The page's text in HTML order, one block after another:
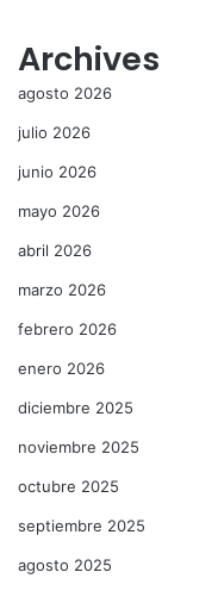
Archives
agosto 2026
julio 2026
junio 2026
mayo 2026
abril 2026
marzo 2026
febrero 2026
enero 2026
diciembre 2025
noviembre 2025
octubre 2025
septiembre 2025
agosto 2025